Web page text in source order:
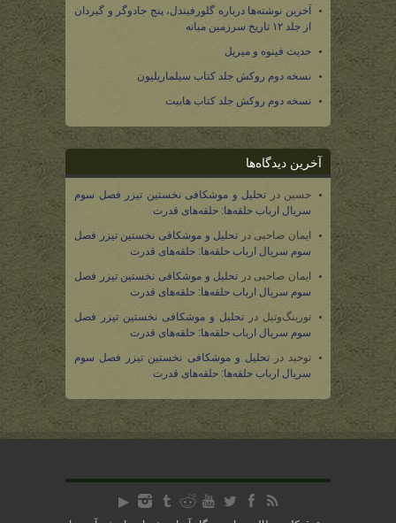
آخرین نوشته‌ها درباره گلورفیندل، پنج جادوگر و گیردان
از جلد ۱۲ تاریخ سرزمین میانه
حدیث فینوه و میریل
نسخه دوم روکش جلد کتاب سیلماریلیون
نسخه دوم روکش جلد کتاب هابیت
آخرین دیدگاه‌ها
حسین در تحلیل و موشکافی نخستین تیزر فصل سوم
سریال ارباب حلقه‌ها: حلقه‌های قدرت
ایمان صاحبی در تحلیل و موشکافی نخستین تیزر فصل
سوم سریال ارباب حلقه‌ها: حلقه‌های قدرت
ایمان صاحبی در تحلیل و موشکافی نخستین تیزر فصل
سوم سریال ارباب حلقه‌ها: حلقه‌های قدرت
تورینگ‌وتیل در تحلیل و موشکافی نخستین تیزر فصل
سوم سریال ارباب حلقه‌ها: حلقه‌های قدرت
توحید درتحلیل و موشکافی نخستین تیزر فصل سوم
سریال ارباب حلقه‌ها: حلقه‌های قدرت